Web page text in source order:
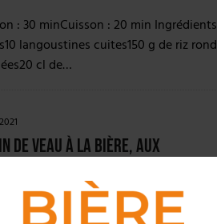
: 30 minCuisson : 20 min Ingrédients
langoustines cuites150 g de riz rond
cl de…
de veau à la bière, aux
au paprika
: 30minCuisson : 30 min Ingrédients